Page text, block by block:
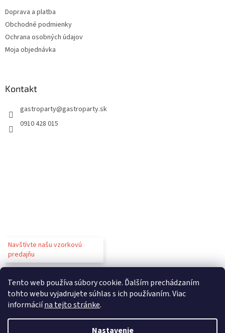
Tento web používa súbory cookie. Ďalším prechádzaním
tohto webu vyjadrujete súhlas s ich používaním. Viac
informáciína tejto stránke.
Nastavenie
Doprava a platba
Obchodné podmienky
Ochrana osobných údajov
Moja objednávka
Kontakt
gastroparty@gastroparty.sk
0910 428 015
Navštívte našu vzorkovú
predajňu